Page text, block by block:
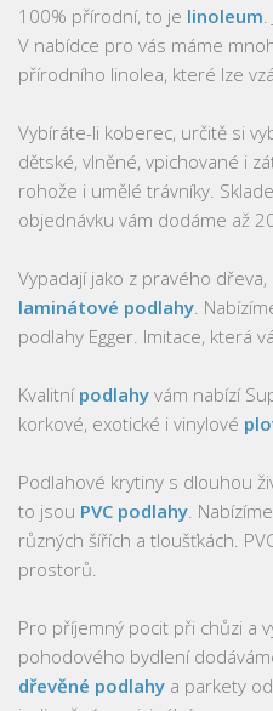
100% přírodní, to je linoleum
V nabídce pro vás máme
přírodního linolea, které lze
Vybíráte-li koberec, určitě si
dětské, vlněné, vpichované i
rohože i umělé trávníky.
objednávku vám dodáme až
Vypadají jako z pravého dřeva,
laminátové podlahy .
podlahy Egger. Imitace, která
Kvalitní podlahy vám nabízí
korkové, exotické i vinylové
Podlahové krytiny s dlouhou
to jsou PVC podlahy .
různých šířích a tloušťkách.
prostorů.
Pro příjemný pocit při chůzi a
pohodového bydlení
dřevěné podlahy a parkety